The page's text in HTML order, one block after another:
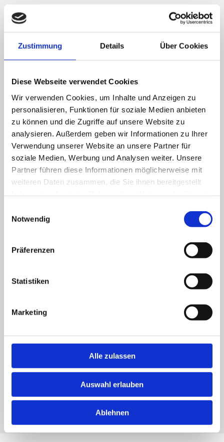
Zustimmung Details Über Cookies
Diese Webseite verwendet Cookies
Wir verwenden Cookies, um Inhalte und Anzeigen zu
personalisieren, Funktionen für soziale Medien anbieten
zu können und die Zugriffe auf unsere Website zu
analysieren. Außerdem geben wir Informationen zu Ihrer
Verwendung unserer Website an unsere Partner für
soziale Medien, Werbung und Analysen weiter. Unsere
Partner führen diese Informationen möglicherweise mit
weiteren Daten zusammen, die Sie ihnen bereitgestellt
Notwendig
Präferenzen
Statistiken
Marketing
Alle zulassen
Auswahl erlauben
Ablehnen
Bildgalerie
Kontakt